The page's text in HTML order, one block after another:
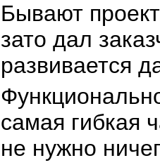
Бывают
зато дал
развивается
самая гибкая
не нужно